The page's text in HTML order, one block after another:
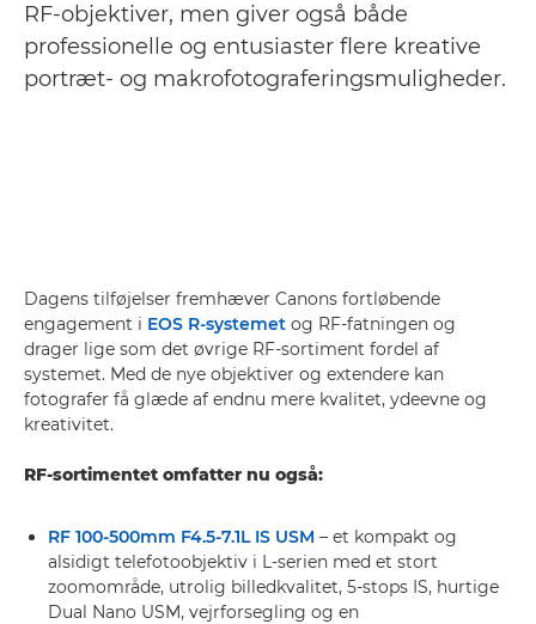
RF-objektiver, men giver også både
professionelle og entusiaster flere kreative
portræt- og makrofotograferingsmuligheder.
Dagens tilføjelser fremhæver Canons fortløbende
engagement i EOS R-systemet og RF-fatningen og
drager lige som det øvrige RF-sortiment fordel af
systemet. Med de nye objektiver og extendere kan
fotografer få glæde af endnu mere kvalitet, ydeevne og
kreativitet.
RF-sortimentet omfatter nu også:
RF 100-500mm F4.5-7.1L IS USM – et kompakt og
alsidigt telefotoobjektiv i L-serien med et stort
zoomområde, utrolig billedkvalitet, 5-stops IS, hurtige
Dual Nano USM, vejrforsegling og en